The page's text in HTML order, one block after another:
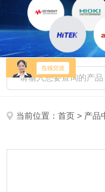
当前位置：首页 > 产品